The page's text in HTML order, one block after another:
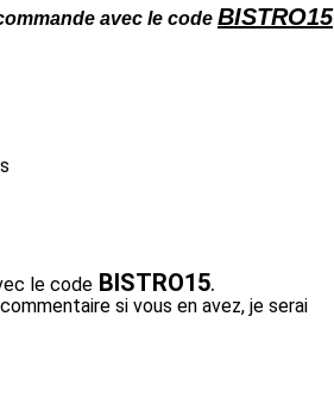
avec le code BISTRO15
le code BISTRO15.
si vous en avez, je serai